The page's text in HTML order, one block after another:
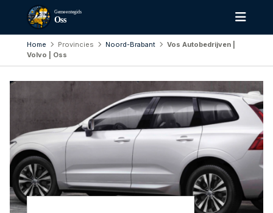
Gemeentegids
Oss
Home Provincies Noord-Brabant
Vos Autobedrijven |
Volvo | Oss